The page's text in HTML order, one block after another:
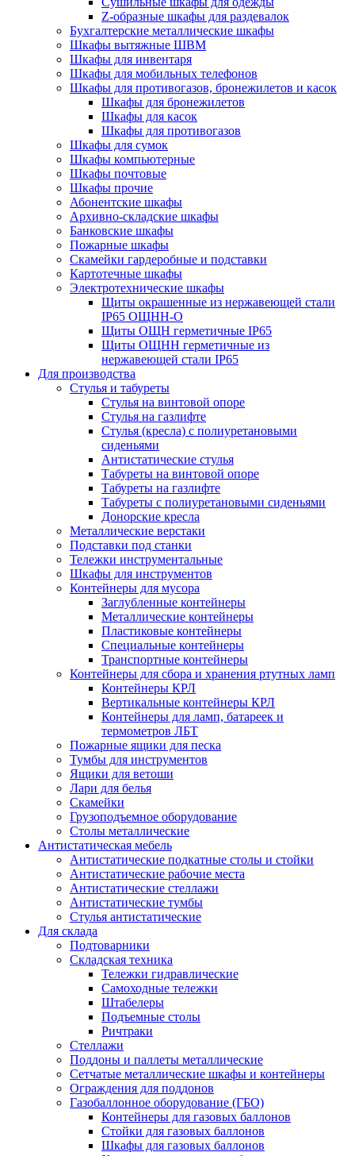
Z-образные шкафы для раздевалок
Бухгалтерские металлические шкафы
Шкафы вытяжные ШВМ
Шкафы для инвентаря
Шкафы для мобильных телефонов
Шкафы для противогазов, бронежилетов и касок
Шкафы для бронежилетов
Шкафы для касок
Шкафы для противогазов
Шкафы для сумок
Шкафы компьютерные
Шкафы почтовые
Шкафы прочие
Абонентские шкафы
Архивно-складские шкафы
Банковские шкафы
Пожарные шкафы
Скамейки гардеробные и подставки
Картотечные шкафы
Электротехнические шкафы
Щиты окрашенные из нержавеющей стали
IP65 ОЩНН-О
Щиты ОЩН герметичные IP65
Щиты ОЩНН герметичные из
нержавеющей стали IP65
Для производства
Стулья и табуреты
Стулья на винтовой опоре
Стулья на газлифте
Стулья (кресла) с полиуретановыми
сиденьями
Антистатические стулья
Табуреты на винтовой опоре
Табуреты на газлифте
Табуреты с полиуретановыми сиденьями
Донорские кресла
Металлические верстаки
Подставки под станки
Тележки инструментальные
Шкафы для инструментов
Контейнеры для мусора
Заглубленные контейнеры
Металлические контейнеры
Пластиковые контейнеры
Специальные контейнеры
Транспортные контейнеры
Контейнеры для сбора и хранения ртутных ламп
Контейнеры КРЛ
Вертикальные контейнеры КРЛ
Контейнеры для ламп, батареек и
термометров ЛБТ
Пожарные ящики для песка
Тумбы для инструментов
Ящики для ветоши
Лари для белья
Скамейки
Грузоподъемное оборудование
Столы металлические
Антистатическая мебель
Антистатические подкатные столы и стойки
Антистатические рабочие места
Антистатические стеллажи
Антистатические тумбы
Стулья антистатические
Для склада
Подтоварники
Складская техника
Тележки гидравлические
Самоходные тележки
Штабелеры
Подъемные столы
Ричтраки
Стеллажи
Поддоны и паллеты металлические
Сетчатые металлические шкафы и контейнеры
Ограждения для поддонов
Газобаллонное оборудование (ГБО)
Контейнеры для газовых баллонов
Стойки для газовых баллонов
Шкафы для газовых баллонов